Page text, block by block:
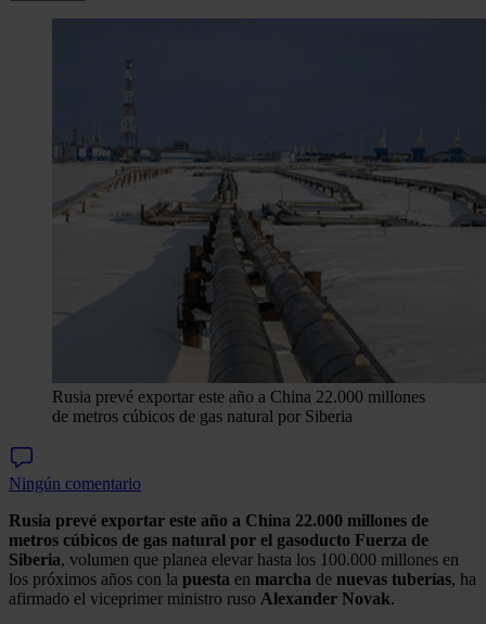
Rusia prevé exportar este año a China 22.000 millones
de metros cúbicos de gas natural por Siberia
Ningún comentario
Rusia prevé exportar este año a China 22.000 millones de
metros cúbicos de gas natural por el gasoducto Fuerza de
Siberia, volumen que planea elevar hasta los 100.000 millones en
los próximos años con la puesta en marcha de nuevas tuberías, ha
afirmado el viceprimer ministro ruso Alexander Novak.